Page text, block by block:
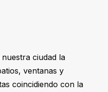
ciudad la
ventanas y
coincidiendo con la